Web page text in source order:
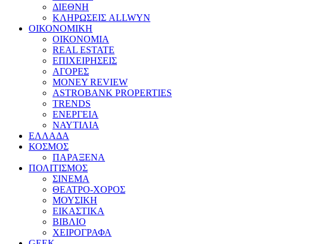
ΔΙΕΘΝΗ
ΚΛΗΡΩΣΕΙΣ ALLWYN
ΟΙΚΟΝΟΜΙΚΗ
ΟΙΚΟΝΟΜΙΑ
REAL ESTATE
ΕΠΙΧΕΙΡΗΣΕΙΣ
ΑΓΟΡΕΣ
MONEY REVIEW
ASTROBANK PROPERTIES
TRENDS
ΕΝΕΡΓΕΙΑ
ΝΑΥΤΙΛΙΑ
ΕΛΛΑΔΑ
ΚΟΣΜΟΣ
ΠΑΡΑΞΕΝΑ
ΠΟΛΙΤΙΣΜΟΣ
ΣΙΝΕΜΑ
ΘΕΑΤΡΟ-ΧΟΡΟΣ
ΜΟΥΣΙΚΗ
ΕΙΚΑΣΤΙΚΑ
ΒΙΒΛΙΟ
ΧΕΙΡΟΓΡΑΦΑ